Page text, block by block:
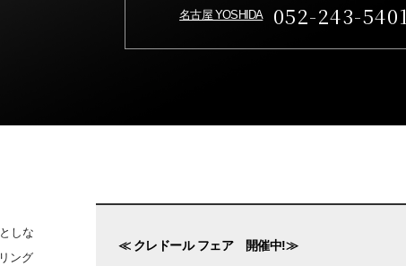
名古屋 YOSHIDA 052-243-5401
しな
ング
≪ クレドール フェア 開催中!≫